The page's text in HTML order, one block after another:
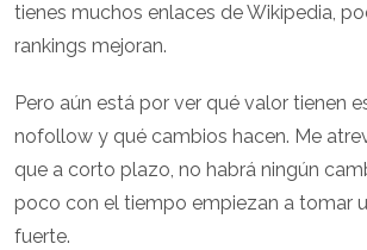
tienes muchos enlaces de Wikipedia,
rankings mejoran.
Pero aún está por ver qué valor tienen
nofollow y qué cambios hacen. Me
que a corto plazo, no habrá ningún
poco con el tiempo empiezan a tomar
fuerte.